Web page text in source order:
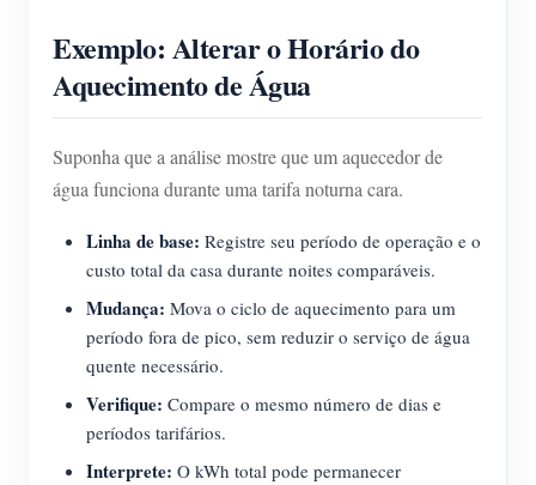
Exemplo: Alterar o Horário do
Aquecimento de Água
Suponha que a análise mostre que um aquecedor de
água funciona durante uma tarifa noturna cara.
Linha de base: Registre seu período de operação e o
custo total da casa durante noites comparáveis.
Mudança: Mova o ciclo de aquecimento para um
período fora de pico, sem reduzir o serviço de água
quente necessário.
Verifique: Compare o mesmo número de dias e
períodos tarifários.
Interprete: O kWh total pode permanecer